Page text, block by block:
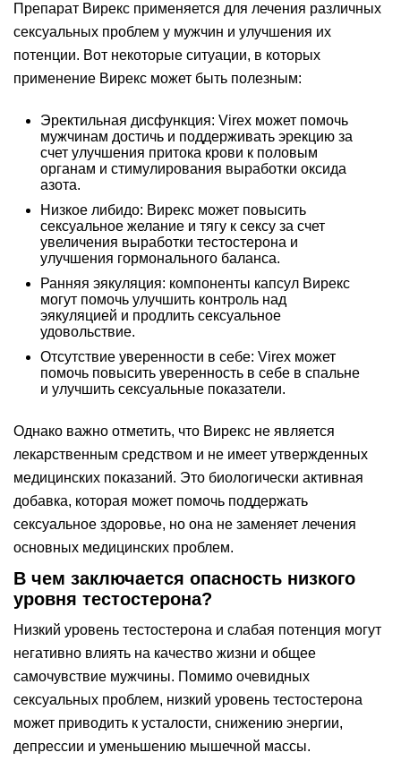
Препарат Вирекс применяется для лечения различных
сексуальных проблем у мужчин и улучшения их
потенции. Вот некоторые ситуации, в которых
применение Вирекс может быть полезным:
Эректильная дисфункция: Virex может помочь
мужчинам достичь и поддерживать эрекцию за
счет улучшения притока крови к половым
органам и стимулирования выработки оксида
азота.
Низкое либидо: Вирекс может повысить
сексуальное желание и тягу к сексу за счет
увеличения выработки тестостерона и
улучшения гормонального баланса.
Ранняя эякуляция: компоненты капсул Вирекс
могут помочь улучшить контроль над
эякуляцией и продлить сексуальное
удовольствие.
Отсутствие уверенности в себе: Virex может
помочь повысить уверенность в себе в спальне
и улучшить сексуальные показатели.
Однако важно отметить, что Вирекс не является
лекарственным средством и не имеет утвержденных
медицинских показаний. Это биологически активная
добавка, которая может помочь поддержать
сексуальное здоровье, но она не заменяет лечения
основных медицинских проблем.
В чем заключается опасность низкого
уровня тестостерона?
Низкий уровень тестостерона и слабая потенция могут
негативно влиять на качество жизни и общее
самочувствие мужчины. Помимо очевидных
сексуальных проблем, низкий уровень тестостерона
может приводить к усталости, снижению энергии,
депрессии и уменьшению мышечной массы.